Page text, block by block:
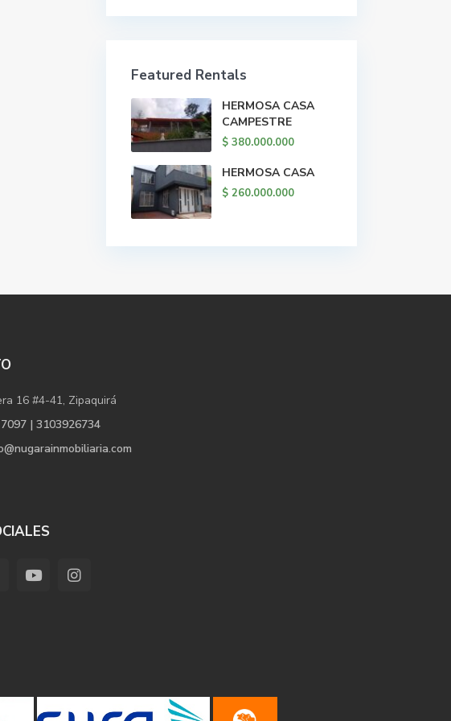
Featured Rentals
HERMOSA CASA
CAMPESTRE
$ 380.000.000
HERMOSA CASA
$ 260.000.000
16 #4-41, Zipaquirá
| 3103926734